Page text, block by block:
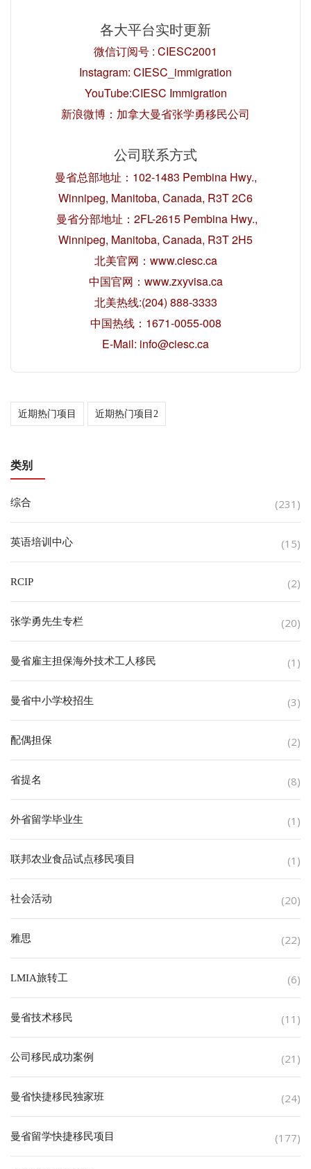
各大平台实时更新
微信订阅号 : CIESC2001
Instagram: CIESC_immigration
YouTube:CIESC Immigration
新浪微博：加拿大曼省张学勇移民公司
公司联系方式
曼省总部地址：102-1483 Pembina Hwy.,
Winnipeg, Manitoba, Canada, R3T 2C6
曼省分部地址：2FL-2615 Pembina Hwy.,
Winnipeg, Manitoba, Canada, R3T 2H5
北美官网：www.ciesc.ca
中国官网：www.zxyvisa.ca
北美热线:(204) 888-3333
中国热线：1671-0055-008
E-Mail: info@ciesc.ca
近期热门项目 近期热门项目2
类别
综合 (231)
英语培训中心 (15)
RCIP (2)
张学勇先生专栏 (20)
曼省雇主担保海外技术工人移民 (1)
曼省中小学校招生 (3)
配偶担保 (2)
省提名 (8)
外省留学毕业生 (1)
联邦农业食品试点移民项目 (1)
社会活动 (20)
雅思 (22)
LMIA旅转工 (6)
曼省技术移民 (11)
公司移民成功案例 (21)
曼省快捷移民独家班 (24)
曼省留学快捷移民项目 (177)